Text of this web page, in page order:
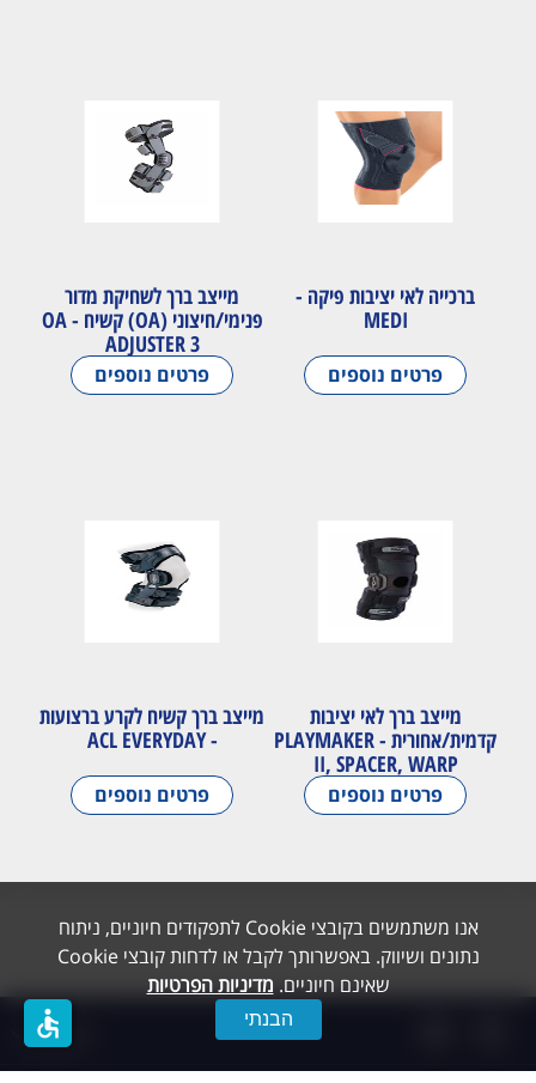
אנו משתמשים בקובצי Cookie לתפקודים חיוניים, ניתוח
נתונים ושיווק. באפשרותך לקבל או לדחות קובצי Cookie
שאינם חיוניים. מדיניות הפרטיות
הבנתי
ברכייה לאי יציבות פיקה -
MEDI
פרטים נוספים
מייצב ברך לשחיקת מדור
פנימי/חיצוני (OA) קשיח - OA
ADJUSTER 3
פרטים נוספים
מייצב ברך לאי יציבות
קדמית/אחורית - PLAYMAKER
II, SPACER, WARP
פרטים נוספים
מייצב ברך קשיח לקרע ברצועות
- ACL EVERYDAY
פרטים נוספים
accessible